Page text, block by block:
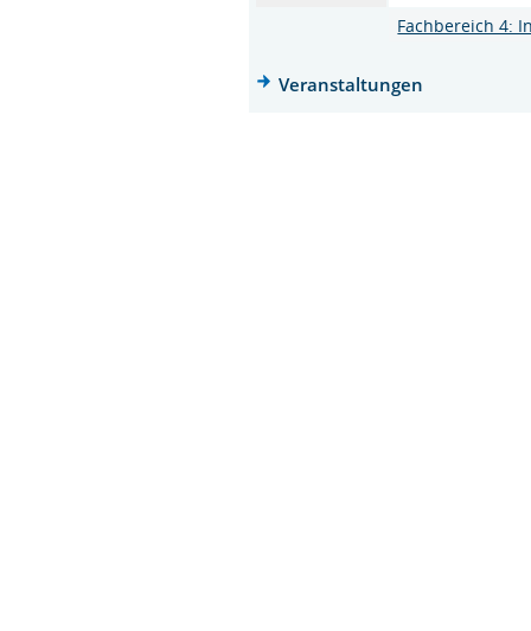
Fachbereich 4:
Veranstaltungen